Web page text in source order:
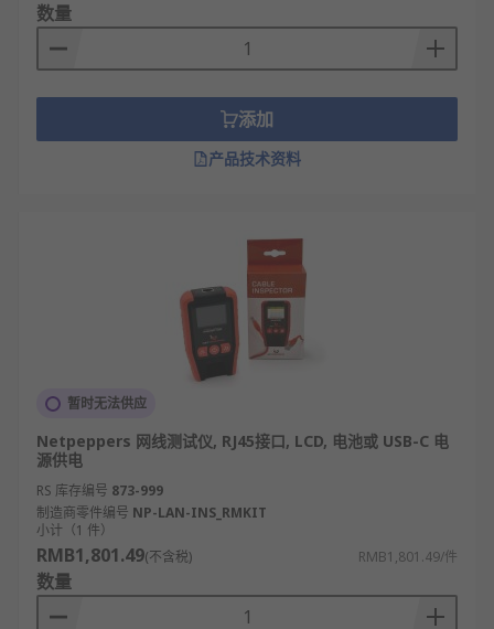
数量
添加
产品技术资料
暂时无法供应
Netpeppers 网线测试仪, RJ45接口, LCD, 电池或 USB-C 电
源供电
RS 库存编号 873-999
制造商零件编号 NP-LAN-INS_RMKIT
小计（1 件）
RMB1,801.49(不含税) RMB1,801.49/件
数量